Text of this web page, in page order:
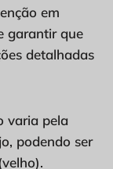
em
garantir que
detalhadas
varia pela
podendo ser